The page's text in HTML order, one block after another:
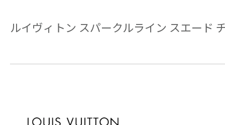
ルイヴィトン スパークルライン スエード